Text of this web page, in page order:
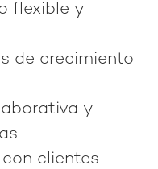
flexible y
de crecimiento
y
con clientes